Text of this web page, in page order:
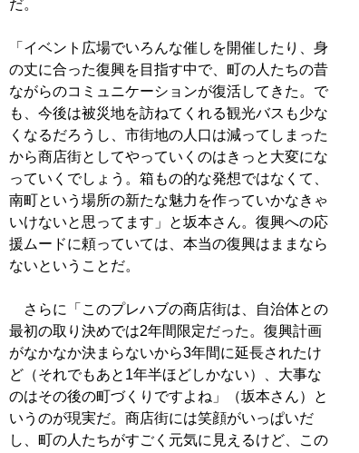
だ。
「イベント広場でいろんな催しを開催したり、身
の丈に合った復興を目指す中で、町の人たちの昔
ながらのコミュニケーションが復活してきた。で
も、今後は被災地を訪ねてくれる観光バスも少な
くなるだろうし、市街地の人口は減ってしまった
から商店街としてやっていくのはきっと大変にな
っていくでしょう。箱もの的な発想ではなくて、
南町という場所の新たな魅力を作っていかなきゃ
いけないと思ってます」と坂本さん。復興への応
援ムードに頼っていては、本当の復興はままなら
ないということだ。
さらに「このプレハブの商店街は、自治体との
最初の取り決めでは2年間限定だった。復興計画
がなかなか決まらないから3年間に延長されたけ
ど（それでもあと1年半ほどしかない）、大事な
のはその後の町づくりですよね」（坂本さん）と
いうのが現実だ。商店街には笑顔がいっぱいだ
し、町の人たちがすごく元気に見えるけど、この